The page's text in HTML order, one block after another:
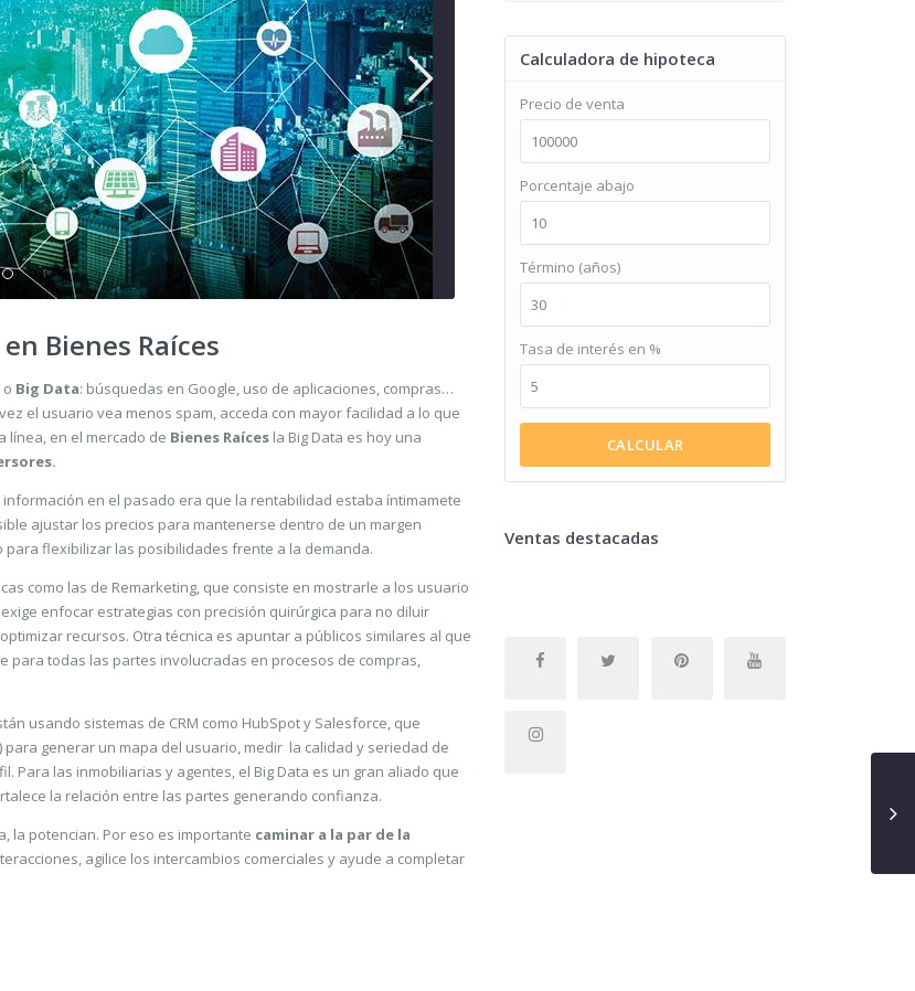
Bienes Raíces
Big Data: búsquedas en Google, uso de aplicaciones, compras…
el usuario vea menos spam, acceda con mayor facilidad a lo que
línea, en el mercado de Bienes Raíces la Big Data es hoy una
en el pasado era que la rentabilidad estaba íntimamete
ajustar los precios para mantenerse dentro de un margen
flexibilizar las posibilidades frente a la demanda.
como las de Remarketing, que consiste en mostrarle a los usuario
enfocar estrategias con precisión quirúrgica para no diluir
recursos. Otra técnica es apuntar a públicos similares al que
todas las partes involucradas en procesos de compras,
usando sistemas de CRM como HubSpot y Salesforce, que
generar un mapa del usuario, medir la calidad y seriedad de
las inmobiliarias y agentes, el Big Data es un gran aliado que
la relación entre las partes generando confianza.
la potencian. Por eso es importante caminar a la par de la
agilice los intercambios comerciales y ayude a completar
Calculadora de hipoteca
Precio de venta
Porcentaje abajo
Término (años)
Tasa de interés en %
CALCULAR
Ventas destacadas